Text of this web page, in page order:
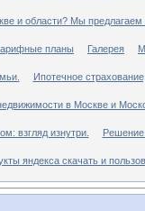
и области? Мы
планы Галерея
Ипотечное
в Москве и
взгляд изнутри.
яндекса скачать и